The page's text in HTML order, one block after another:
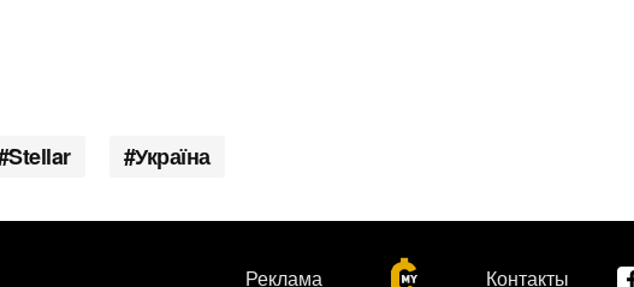
Stellar Україна
Реклама Контакты